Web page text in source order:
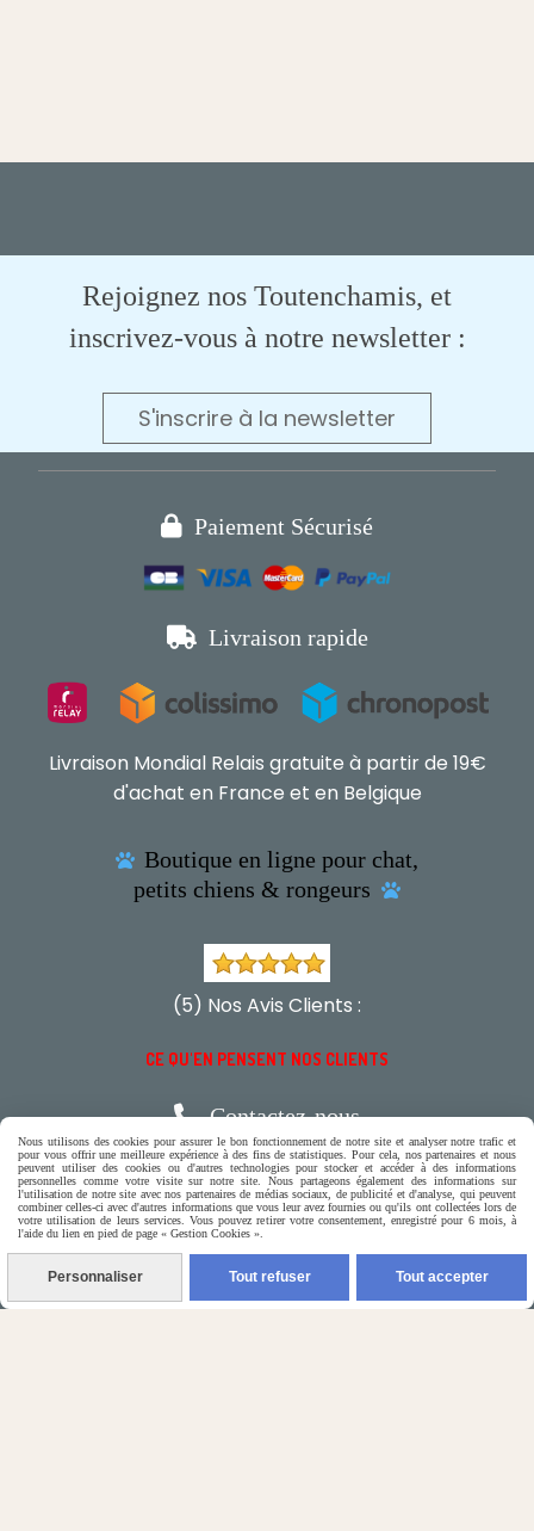
Rejoignez nos Toutenchamis, et
inscrivez-vous à notre newsletter :
S'inscrire à la newsletter
 Paiement Sécurisé
 Livraison rapide
Livraison Mondial Relais gratuite à partir de 19€
d'achat en France et en Belgique
 Boutique en ligne pour chat,
petits chiens & rongeurs

(5) Nos Avis Clients :
CE QU'EN PENSENT NOS CLIENTS
 Contactez-nous
N'hésitez pas à contacter Monique
par téléphone
0618321265
Nous utilisons des cookies pour assurer le bon fonctionnement de notre site et analyser notre trafic et
pour vous offrir une meilleure expérience à des fins de statistiques. Pour cela, nos partenaires et nous
peuvent utiliser des cookies ou d'autres technologies pour stocker et accéder à des informations
personnelles comme votre visite sur notre site. Nous partageons également des informations sur
l'utilisation de notre site avec nos partenaires de médias sociaux, de publicité et d'analyse, qui peuvent
combiner celles-ci avec d'autres informations que vous leur avez fournies ou qu'ils ont collectées lors de
votre utilisation de leurs services. Vous pouvez retirer votre consentement, enregistré pour 6 mois, à
l'aide du lien en pied de page « Gestion Cookies ».
Personnaliser Tout refuser Tout accepter